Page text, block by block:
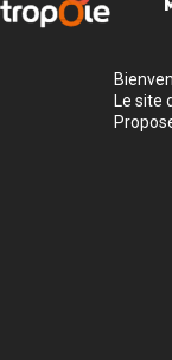
Le site